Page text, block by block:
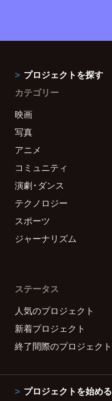
プロジェクトを探す
カテゴリー
映画
写真
アニメ
コミュニティ
演劇・ダンス
テクノロジー
スポーツ
ジャーナリズム
ステータス
人気のプロジェクト
新着プロジェクト
終了間際のプロジェクト
プロジェクトを始める